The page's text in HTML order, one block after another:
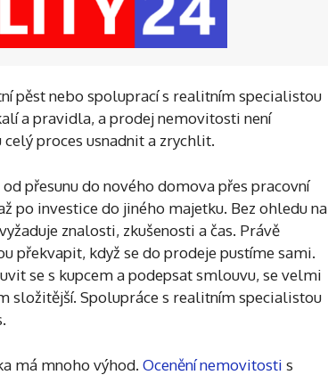
pěst nebo spoluprací s realitním specialistou
a pravidla, a prodej nemovitosti není
proces usnadnit a zrychlit.
přesunu do nového domova přes pracovní
po investice do jiného majetku. Bez ohledu na
znalosti, zkušenosti a čas. Právě
překvapit, když se do prodeje pustíme sami.
se s kupcem a podepsat smlouvu, se velmi
složitější. Spolupráce s realitním specialistou
má mnoho výhod. Ocenění nemovitosti s